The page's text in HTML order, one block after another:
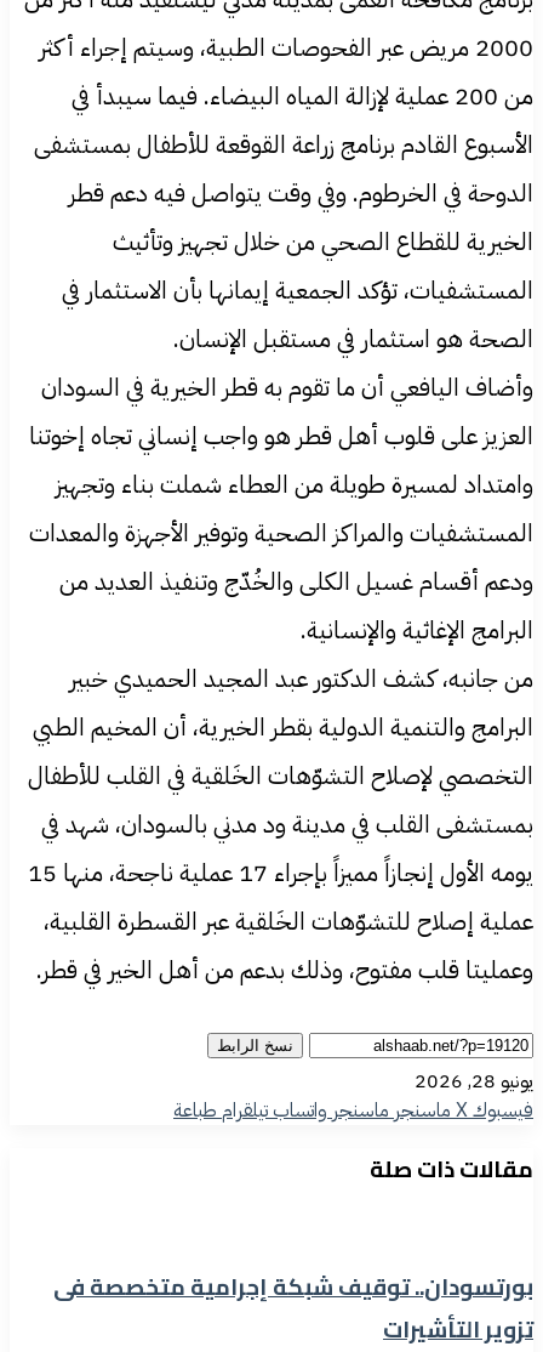
2000 مريض عبر الفحوصات الطبية، وسيتم إجراء أكثر
من 200 عملية لإزالة المياه البيضاء. فيما سيبدأ في
الأسبوع القادم برنامج زراعة القوقعة للأطفال بمستشفى
الدوحة في الخرطوم. وفي وقت يتواصل فيه دعم قطر
الخيرية للقطاع الصحي من خلال تجهيز وتأثيث
المستشفيات، تؤكد الجمعية إيمانها بأن الاستثمار في
الصحة هو استثمار في مستقبل الإنسان.
وأضاف اليافعي أن ما تقوم به قطر الخيرية في السودان
العزيز على قلوب أهل قطر هو واجب إنساني تجاه إخوتنا
وامتداد لمسيرة طويلة من العطاء شملت بناء وتجهيز
المستشفيات والمراكز الصحية وتوفير الأجهزة والمعدات
ودعم أقسام غسيل الكلى والخُدّج وتنفيذ العديد من
البرامج الإغاثية والإنسانية.
من جانبه، كشف الدكتور عبد المجيد الحميدي خبير
البرامج والتنمية الدولية بقطر الخيرية، أن المخيم الطبي
التخصصي لإصلاح التشوّهات الخَلقية في القلب للأطفال
بمستشفى القلب في مدينة ود مدني بالسودان، شهد في
يومه الأول إنجازاً مميزاً بإجراء 17 عملية ناجحة، منها 15
عملية إصلاح للتشوّهات الخَلقية عبر القسطرة القلبية،
وعمليتا قلب مفتوح، وذلك بدعم من أهل الخير في قطر.
نسخ الرابط
يونيو 28, 2026
فيسبوك‫Xماسنجر ماسنجر واتسابتيلقرامطباعة
مقالات ذات صلة
بورتسودان.. توقيف شبكة إجرامية متخصصة فى
تزوير التأشيرات